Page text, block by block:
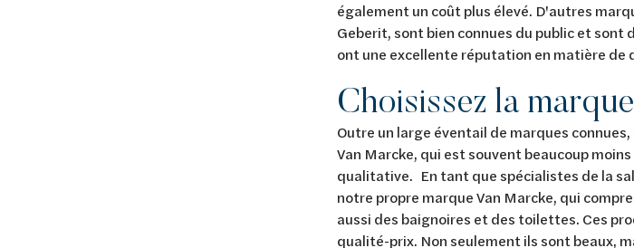
également un coût plus élevé. D'autres
Geberit, sont bien connues du public et sont
ont une excellente réputation en matière
Choisissez la
Outre un large éventail de marques
Van Marcke, qui est souvent beaucoup
qualitative. En tant que spécialistes de la
notre propre marque Van Marcke, qui
aussi des baignoires et des toilettes. Ces
qualité-prix. Non seulement ils sont beaux,